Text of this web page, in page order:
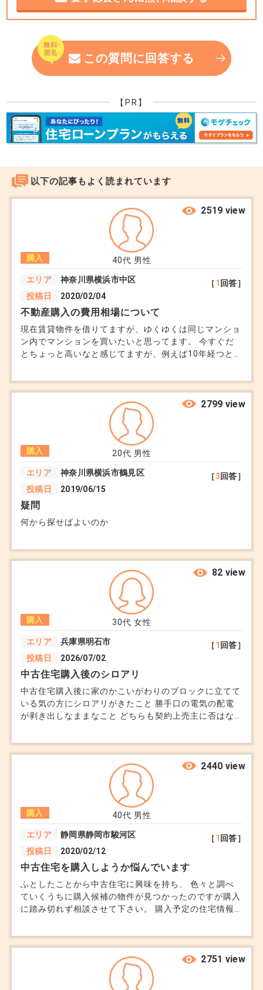
1. 本当に「最初は未公開」だった可能性
不動産流通の仕組み上、以下のようなステップを踏
む物件は多いです。
◼︎売主様の都合： 「近所に知られたくないから、
最初は内々に探してほしい」という要望があり、最
初は窓口の会社だけが顧客に紹介している時期。
◼︎情報の鮮度： レインズ（業者間サイト）に登録
される直前や、ポータルサイトの広告掲載審査を通
るまでの数日間は、物理的に「ネットにはないが不
動産屋の手元にはある」状態になります。
◼︎戦略的公開： 自社の顧客に一通り紹介し終えて
も決まらなかった場合、広く買い手を探すためにネ
ット公開へ踏み切ります。
2. 「未公開」という言葉の裏側
正直なところ、「未公開」という言葉には強力な引
きがあるため、少し拡大解釈して使われることもあ
ります。
特定のサイトにないだけ： 「SUUMOには載ってい
ない（が、他サイトにはある）」といった状況を未
公開と呼ぶ担当者もいます。
営業のフック： 「あなただけ特別に！」という特
別感を演出して、早めの決断を促すための常套句と
して使われることも残念ながらゼロではありませ
ん。
の物件がご相談者様の条件に合っているか」です。
◼︎情報の正確性： ネットに出ていたとしても、条
件が良いことに変わりはありません。ただ、担当者
さんが「なぜ公開になったのか」を正直に、納得感
のある説明をしてくれるかどうかをチェックしてく
ださい。
◼︎信頼の確認： 「タイミングによっては公開され
る」という回答が、誠実な事実説明なのか、その場
【まとめ】
「未公開」という言葉に踊らされず、「ネットに出
たということはライバルが増える」という事実に目
を向け、本当に気に入っているなら早めに動くのが
正解です。
「ネットで見つけた別の不動産会社」を通してその
物件に問い合わせることも可能ですよ（※ただし、
すでに見学している場合は難しいことがありま
実際には“完全に未公開”というケースの方がむしろ
というのが現場のリアルです。
■ 「未公開物件」の正体
一般的に言われる未公開物件は、いくつかパターン
があります。
① 本当に未公開（ごく一部）
売主の事情で表に出していない
特定顧客だけに紹介
これは確かに存在しますが、数は多くありません
② これから公開予定（準備中）
写真撮影前
掲載準備中
レインズ登録前後
タイミング次第で数日〜数週間で公開されます
③ すでに一部では公開されている
別ルートで出回っている
今回のケースはこれの可能性が高いです
■ なぜ「未公開」と言うのか
早めに検討してもらいたい
他社より優位に立ちたい
こういった意図で使われることは正直あります
ただし、完全な嘘というより“表現が広すぎる”のが
実態です。
今回の話で一番大事なのはここです。
未公開かどうかは本質ではない
条件に合っているか
相場に対して妥当か
自分にとって価値があるか
これがすべてです。
実はここ、見落とされがちです。
この質問に回答する
【PR】
以下の記事もよく読まれています
40代 男性
購入
エリア
神奈川県横浜市中区
投稿日
2020/02/04
［1 回答］
2519 view
不動産購入の費用相場について
現在賃貸物件を借りてますが、ゆくゆくは同じマンショ
ン内でマンションを買いたいと思ってます。 今すぐだ
とちょっと高いなと感じてますが、例えば10年経つと不
思いますので。 またマンションを購入する上で、最低
限チェックすべきものなどあれば知りたいです。場所は
神奈川県横浜市内で考えております。一番は快適さを重
20代 男性
購入
エリア
神奈川県横浜市鶴見区
投稿日
2019/06/15
［3回答］
2799 view
疑問
何から探せばよいのか
30代 女性
購入
エリア
兵庫県明石市
投稿日
2026/07/02
［1 回答］
82 view
中古住宅購入後のシロアリ
中古住宅購入後に家のかこいがわりのブロックに立てて
いる気の方にシロアリがきたこと 勝手口の電気の配電
が剥き出しなままなこと どちらも契約上売主に否はな
40代 男性
購入
エリア
静岡県静岡市駿河区
投稿日
2020/02/12
［1 回答］
2440 view
中古住宅を購入しようか悩んでいます
ふとしたことから中古住宅に興味を持ち、 色々と調べ
ていくうちに購入候補の物件が見つかったのですが購入
に踏み切れず相談させて下さい。 購入予定の住宅情報
宅 ・物件価格は1,500万円 ・月々のお支払いは３５年の
ローンで約５万程（現在住んでいる賃貸とほぼ同じで
す） ・現在住んでいる賃貸よりスーパーや駅の利便性
よさそうですがリフォームとかも必要となるので購入し
2751 view